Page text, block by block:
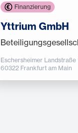
Finanzierung
Yttrium GmbH
Eschersheimer Landstraße
60322 Frankfurt am Main